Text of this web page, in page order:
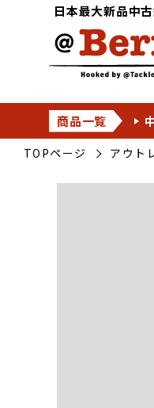
日本最大新品中
商品一覧
TOPページ アウト